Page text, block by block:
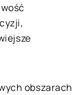
obszarach